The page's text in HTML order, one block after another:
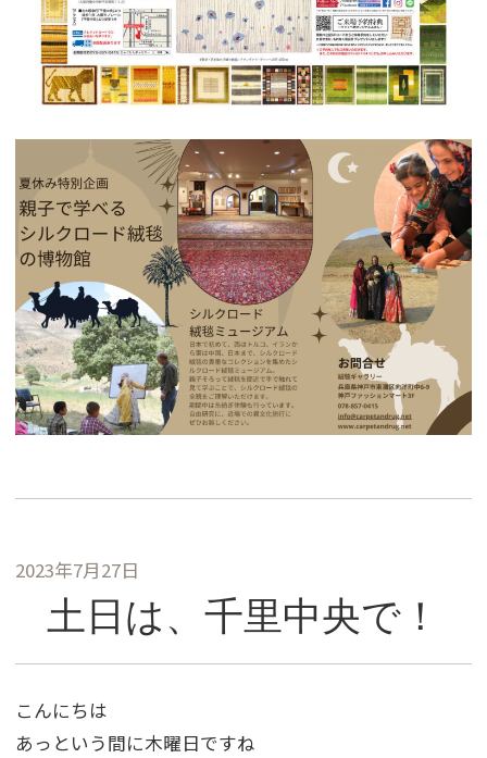
2023年7月27日
土日は、千里中央で！
こんにちは
あっという間に木曜日ですね